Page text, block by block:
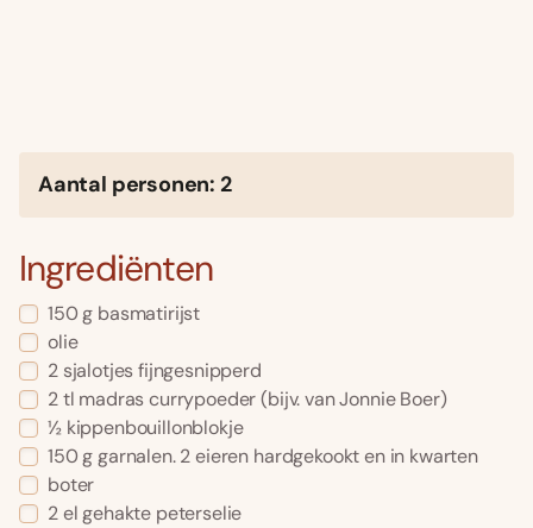
Aantal personen: 2
Ingrediënten
150 g basmatirijst
olie
2 sjalotjes fijngesnipperd
2 tl madras currypoeder (bijv. van Jonnie Boer)
½ kippenbouillonblokje
150 g garnalen. 2 eieren hardgekookt en in kwarten
boter
2 el gehakte peterselie